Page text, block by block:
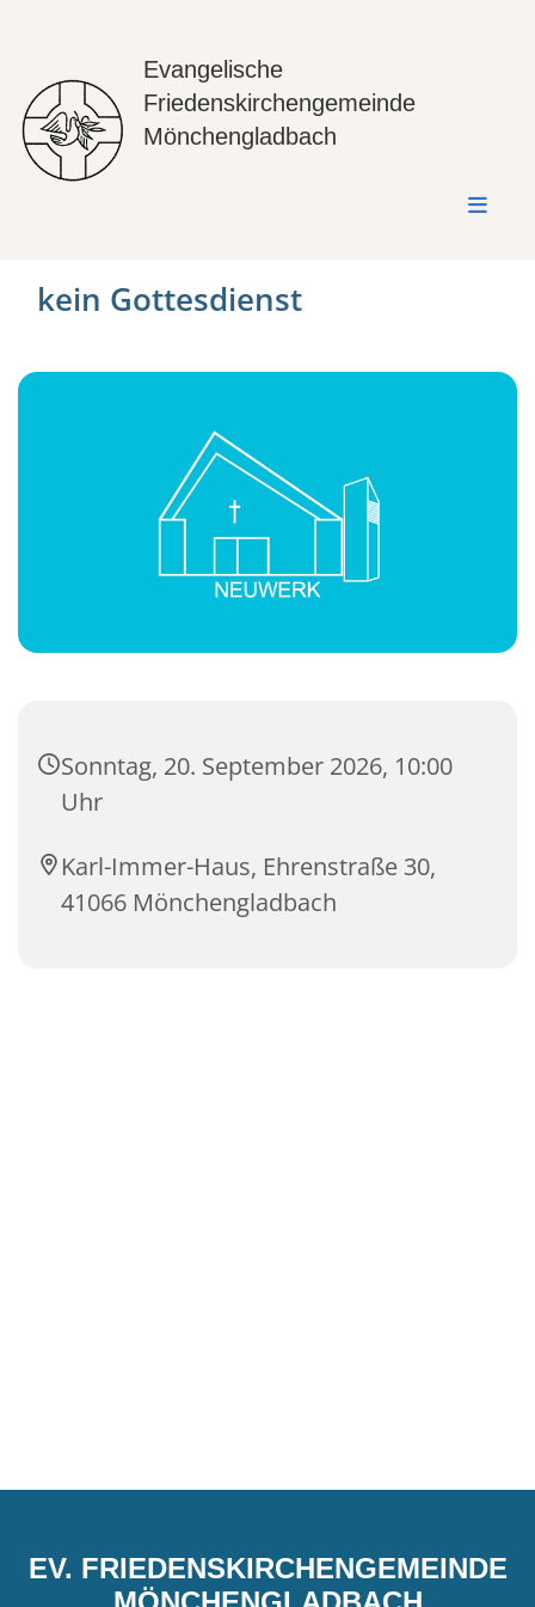
Evangelische
Friedenskirchengemeinde
Mönchengladbach
kein Gottesdienst
Sonntag, 20. September 2026, 10:00
Uhr
Karl-Immer-Haus, Ehrenstraße 30,
41066 Mönchengladbach
EV. FRIEDENSKIRCHENGEMEINDE